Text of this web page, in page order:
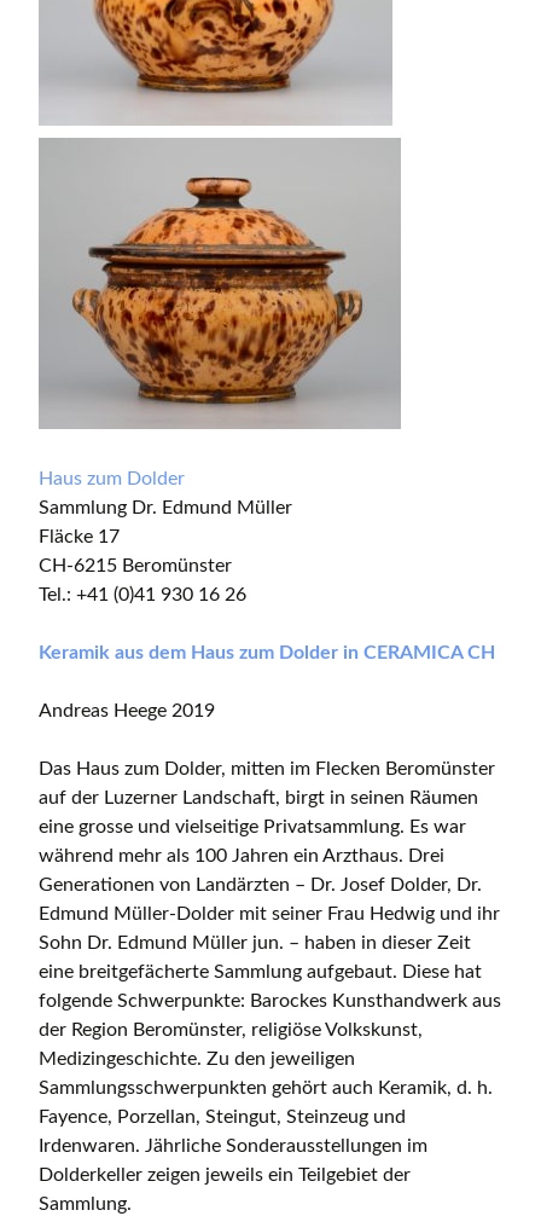
Haus zum Dolder
Sammlung Dr. Edmund Müller
Fläcke 17
CH-6215 Beromünster
Tel.: +41 (0)41 930 16 26
Keramik aus dem Haus zum Dolder in CERAMICA CH
Andreas Heege 2019
Das Haus zum Dolder, mitten im Flecken Beromünster
auf der Luzerner Landschaft, birgt in seinen Räumen
eine grosse und vielseitige Privatsammlung. Es war
während mehr als 100 Jahren ein Arzthaus. Drei
Generationen von Landärzten – Dr. Josef Dolder, Dr.
Edmund Müller-Dolder mit seiner Frau Hedwig und ihr
Sohn Dr. Edmund Müller jun. – haben in dieser Zeit
eine breitgefächerte Sammlung aufgebaut. Diese hat
folgende Schwerpunkte: Barockes Kunsthandwerk aus
der Region Beromünster, religiöse Volkskunst,
Medizingeschichte. Zu den jeweiligen
Sammlungsschwerpunkten gehört auch Keramik, d. h.
Fayence, Porzellan, Steingut, Steinzeug und
Irdenwaren. Jährliche Sonderausstellungen im
Dolderkeller zeigen jeweils ein Teilgebiet der
Sammlung.